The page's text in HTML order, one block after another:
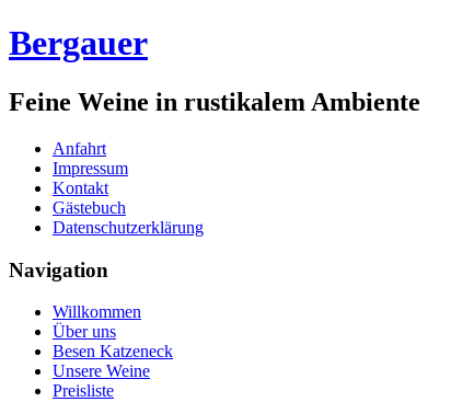
Bergauer
Feine Weine in rustikalem Ambiente
Anfahrt
Impressum
Kontakt
Gästebuch
Datenschutzerklärung
Navigation
Willkommen
Über uns
Besen Katzeneck
Unsere Weine
Preisliste